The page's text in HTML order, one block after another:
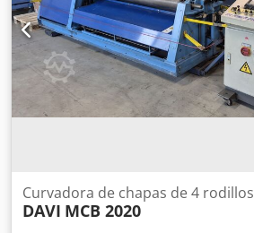
Curvadora de chapas de 4 rodillos
DAVI MCB 2020